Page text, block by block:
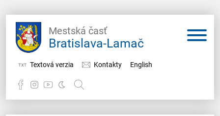
Mestská časť
Bratislava-Lamač
Textová verzia Kontakty English